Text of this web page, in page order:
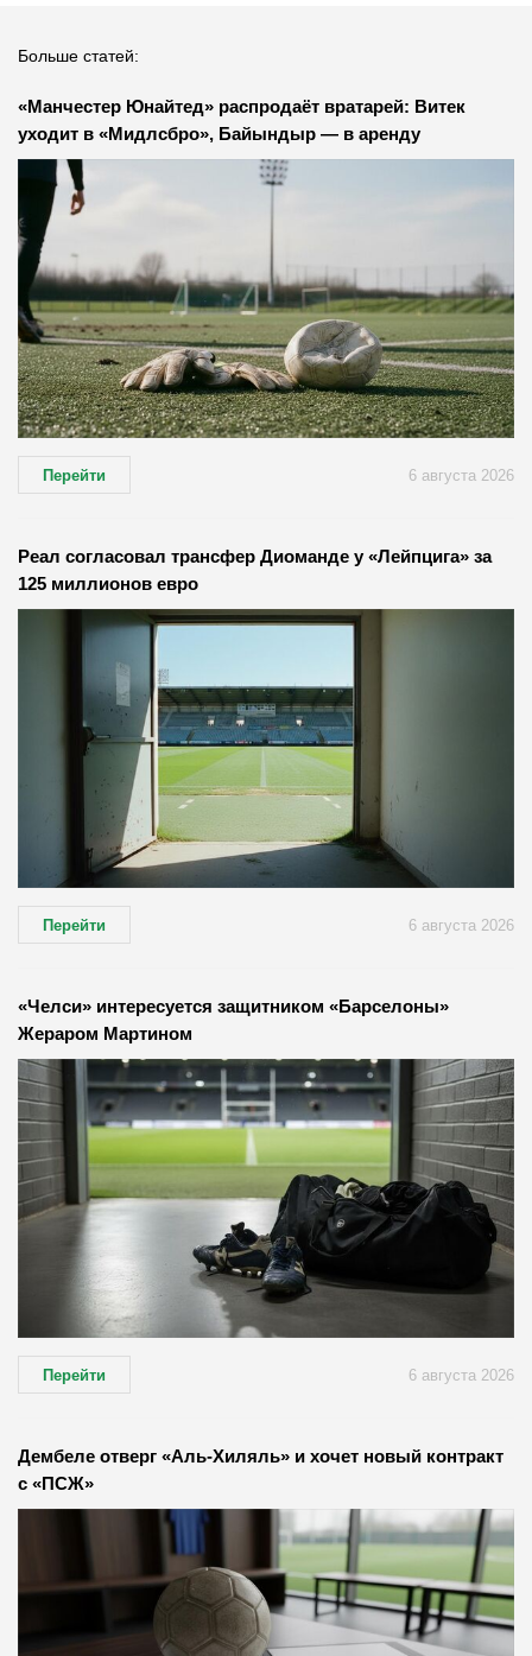
Больше статей:
«Манчестер Юнайтед» распродаёт вратарей: Витек
уходит в «Мидлсбро», Байындыр — в аренду
Перейти 6 августа 2026
Реал согласовал трансфер Диоманде у «Лейпцига» за
125 миллионов евро
Перейти 6 августа 2026
«Челси» интересуется защитником «Барселоны»
Жераром Мартином
Перейти 6 августа 2026
Дембеле отверг «Аль-Хиляль» и хочет новый контракт
с «ПСЖ»